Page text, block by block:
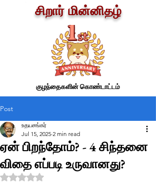
சிறார் மின்னிதழ்
குழந்தைகளின் கொண்டாட்டம்
Post
ஏன் பிறந்தோம்? - 4 சிந்தனை
விதை எப்படி உருவானது?
உதயசங்கர்
Jul 15, 2025 2 min read
Rated NaN out of 5 stars.